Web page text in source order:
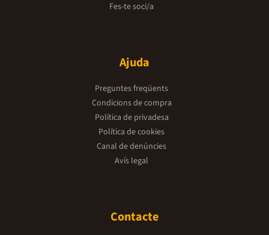
Fes-te soci/a
Ajuda
Preguntes freqüents
Condicions de compra
Política de privadesa
Política de cookies
Canal de denúncies
Avís legal
Contacte